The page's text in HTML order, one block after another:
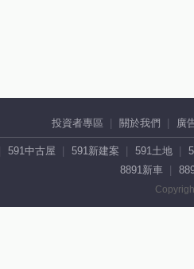
投資者專區 關於我們 廣
591中古屋 591新建案 591土地
8891新車